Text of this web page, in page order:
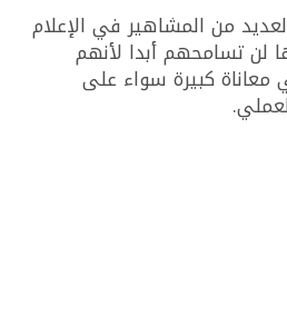
من المشاهير في الإعلام
لن تسامحهم أبدا لأنهم
كبيرة سواء على